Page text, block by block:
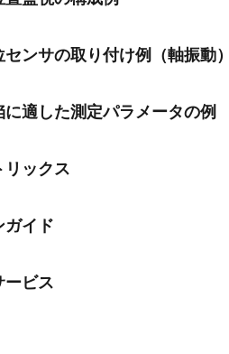
センサの取り付け例（軸振動
適した測定パラメータの例
リックス
ガイド
ービス